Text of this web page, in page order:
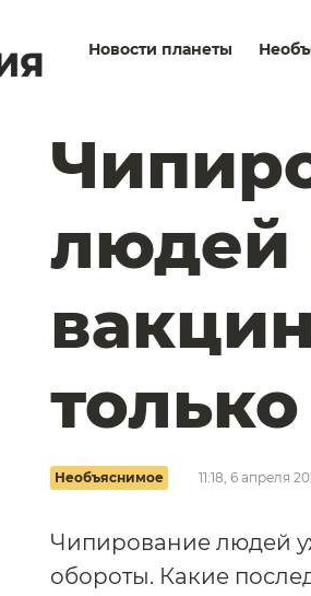
Новости планеты
людей
Необъяснимое 11:18, 6 апреля
Чипирование людей
обороты. Какие